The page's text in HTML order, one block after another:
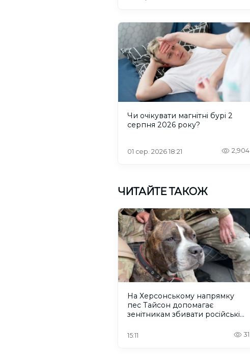
Чи очікувати магнітні бурі 2
серпня 2026 року?
01 сер. 2026 18:21 2,904
ЧИТАЙТЕ ТАКОЖ
На Херсонському напрямку
пес Тайсон допомагає
зенітникам збивати російські
15:11 31